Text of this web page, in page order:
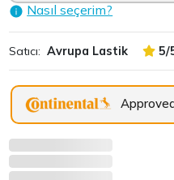
Nasıl seçerim?
Satıcı: Avrupa Lastik 5/